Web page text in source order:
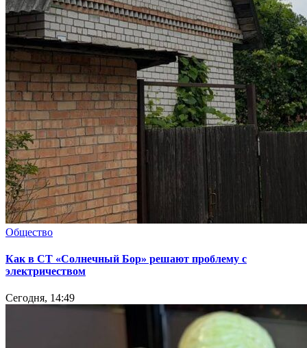
Общество
Как в СТ «Солнечный Бор» решают проблему с
электричеством
Сегодня, 14:49